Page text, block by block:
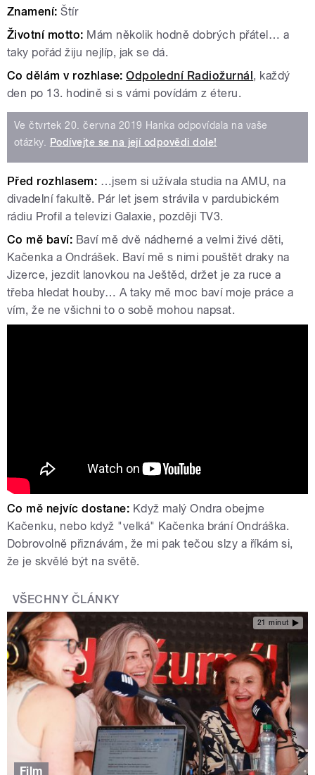
Znamení: Štír
Životní motto: Mám několik hodně dobrých přátel… a
taky pořád žiju nejlíp, jak se dá.
Co dělám v rozhlase: Odpolední Radiožurnál , každý
den po 13. hodině si s vámi povídám z éteru.
Ve čtvrtek 20. června 2019 Hanka odpovídala na vaše
otázky. Podívejte se na její odpovědi dole!
Před rozhlasem: …jsem si užívala studia na AMU, na
divadelní fakultě. Pár let jsem strávila v pardubickém
rádiu Profil a televizi Galaxie, později TV3.
Co mě baví: Baví mě dvě nádherné a velmi živé děti,
Kačenka a Ondrášek. Baví mě s nimi pouštět draky na
Jizerce, jezdit lanovkou na Ještěd, držet je za ruce a
třeba hledat houby… A taky mě moc baví moje práce a
vím, že ne všichni to o sobě mohou napsat.
Co mě nejvíc dostane: Když malý Ondra obejme
Kačenku, nebo když "velká" Kačenka brání Ondráška.
Dobrovolně přiznávám, že mi pak tečou slzy a říkám si,
že je skvělé být na světě.
VŠECHNY ČLÁNKY
21 minut
Film